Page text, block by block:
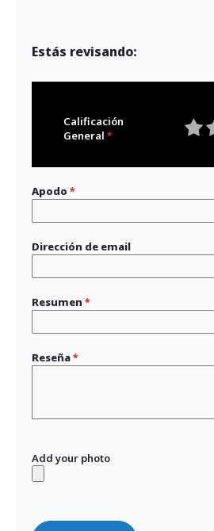
Estás revisando:
Calificación
General
Apodo
Dirección de email
Resumen
Reseña
Add your photo